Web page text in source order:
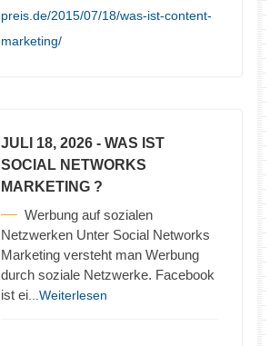
preis.de/2015/07/18/was-ist-content-
marketing/
JULI 18, 2026 - WAS IST
SOCIAL NETWORKS
MARKETING ?
Werbung auf sozialen
Netzwerken Unter Social Networks
Marketing versteht man Werbung
durch soziale Netzwerke. Facebook
ist ei ...Weiterlesen